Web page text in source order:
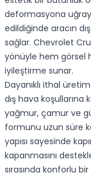
deformasyona
edildiğinde aracın
sağlar. Chevrolet
yönüyle hem görsel
iyileştirme sunar.
Dayanıklı ithal
dış hava koşullarına
yağmur, çamur ve
formunu uzun süre
yapısı sayesinde
kapanmasını
sırasında konforlu